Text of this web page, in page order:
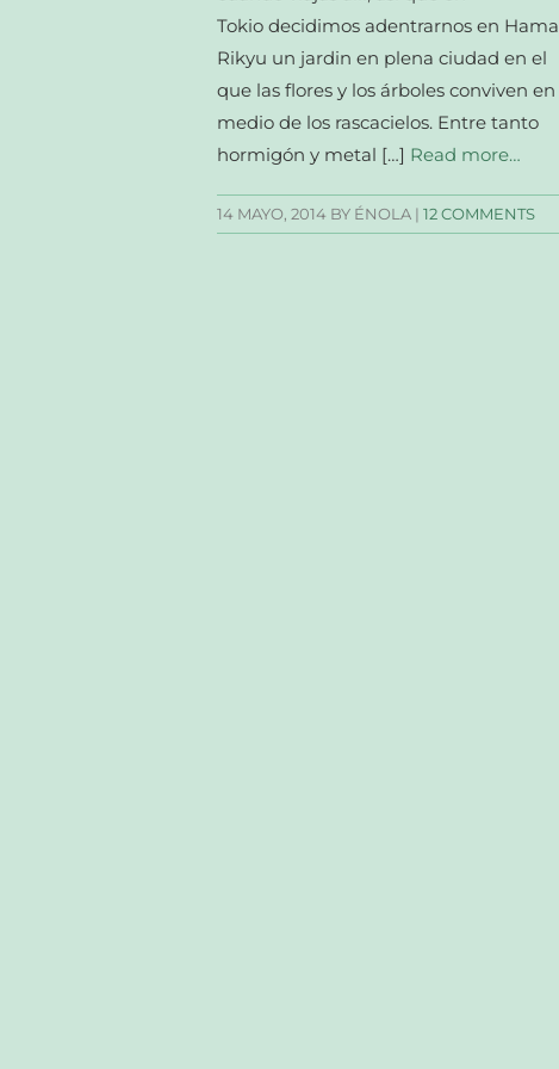
Tokio decidimos adentrarnos en Hama
Rikyu un jardin en plena ciudad en el
que las flores y los árboles conviven en
medio de los rascacielos. Entre tanto
hormigón y metal […] Read more…
14 MAYO, 2014 BY ÉNOLA | 12 COMMENTS